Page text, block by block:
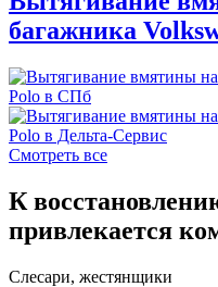
багажника
Смотреть все
К
привлекается
Слесари, жестянщики